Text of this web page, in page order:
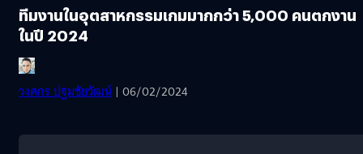
ทีมงานในอุตสาหกรรมเกมมากกว่า 5,000 คนตกงาน
ในปี 2024
วงศกร ปฐมชัยวัฒน์ | 06/02/2024